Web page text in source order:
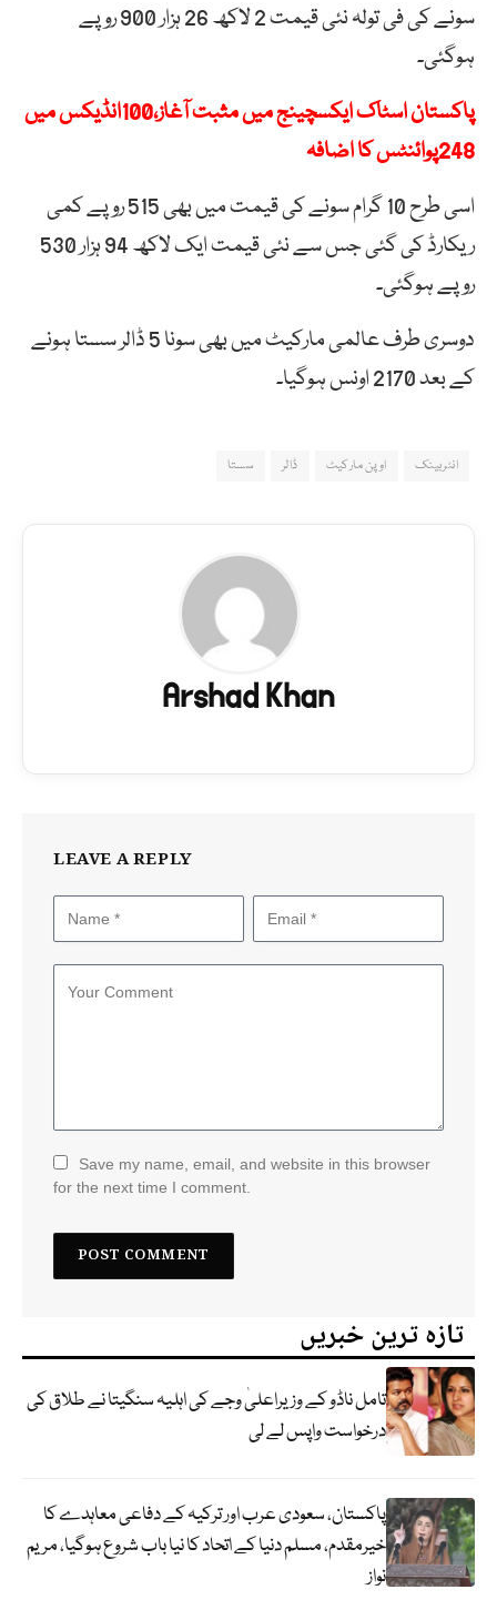
سونے کی فی تولہ نئی قیمت 2 لاکھ 26 ہزار 900 روپے
ہوگئی۔
پاکستان اسٹاک ایکسچینج میں مثبت آغاز،100انڈیکس میں
248پوائنٹس کا اضافہ
اسی طرح 10 گرام سونے کی قیمت میں بھی 515 روپے کمی
ریکارڈ کی گئی جس سے نئی قیمت ایک لاکھ 94 ہزار 530
روپے ہوگئی۔
دوسری طرف عالمی مارکیٹ میں بھی سونا 5 ڈالر سستا ہونے
کے بعد 2170 اونس ہوگیا۔
انٹربینک اوپن مارکیٹ ڈالر سستا
Arshad Khan
LEAVE A REPLY
Save my name, email, and website in this browser
for the next time I comment.
تازہ ترین خبریں
تامل ناڈو کے وزیراعلیٰ وجے کی اہلیہ سنگیتا نے طلاق کی
درخواست واپس لے لی
پاکستان، سعودی عرب اور ترکیہ کے دفاعی معاہدے کا
خیرمقدم، مسلم دنیا کے اتحاد کا نیا باب شروع ہوگیا، مریم
نواز